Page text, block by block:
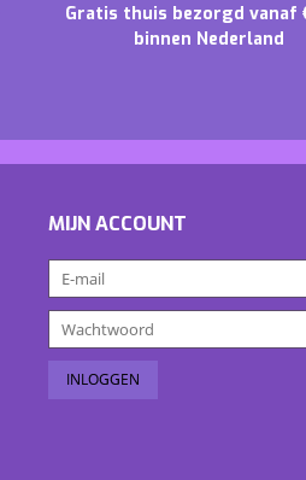
Gratis thuis bezorgd vanaf
binnen Nederland
MIJN ACCOUNT